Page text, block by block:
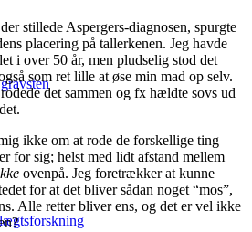
stillede Aspergers-diagnosen, spurgte
placering på tallerkenen. Jeg havde
i over 50 år, men pludselig stod det
som ret lille at øse min mad op selv.
det sammen og fx hældte sovs ud
ikke om at rode de forskellige ting
for sig; helst med lidt afstand mellem
ovenpå. Jeg foretrækker at kunne
for at det bliver sådan noget “mos”,
Alle retter bliver ens, og det er vel ikke